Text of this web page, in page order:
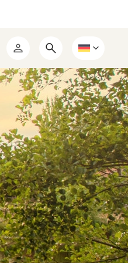
Mein
RCN
Suchformular
öffnen
Wählen
Sie
eine
Sprache